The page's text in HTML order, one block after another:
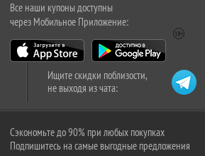
Все наши купоны доступны
через Мобильное Приложение:
Ищите скидки поблизости,
не выходя из чата:
Сэкономьте до 90% при любых покупках
Подпишитесь на самые выгодные предложения